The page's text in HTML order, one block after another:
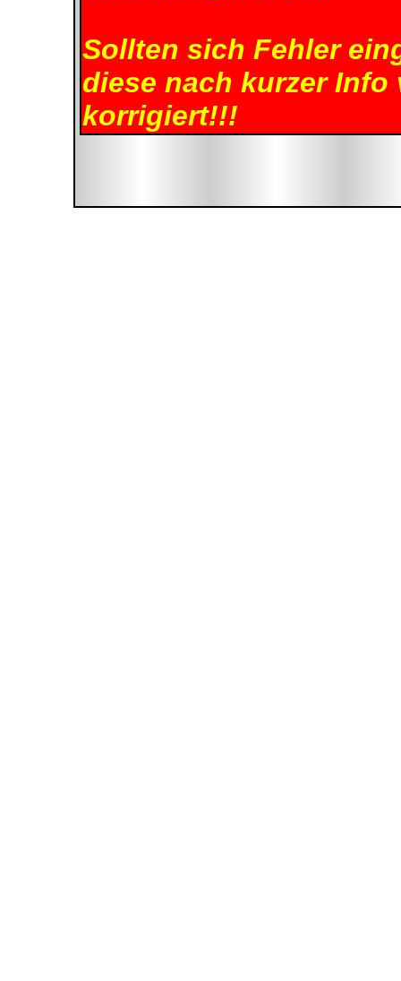
Sollten sich Fehler
diese nach kurzer
korrigiert!!!